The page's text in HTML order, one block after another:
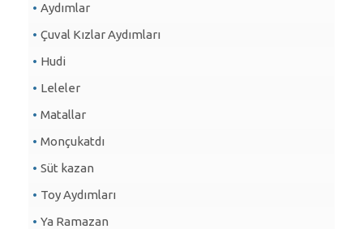
Aydımlar
Çuval Kızlar Aydımları
Hudi
Leleler
Matallar
Monçukatdı
Süt kazan
Toy Aydımları
Ya Ramazan